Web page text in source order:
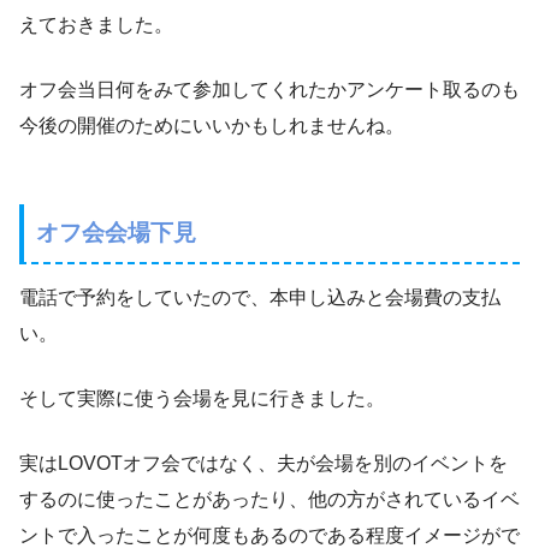
えておきました。
オフ会当日何をみて参加してくれたかアンケート取るのも
今後の開催のためにいいかもしれませんね。
オフ会会場下見
電話で予約をしていたので、本申し込みと会場費の支払
い。
そして実際に使う会場を見に行きました。
実はLOVOTオフ会ではなく、夫が会場を別のイベントを
するのに使ったことがあったり、他の方がされているイベ
ントで入ったことが何度もあるのである程度イメージがで